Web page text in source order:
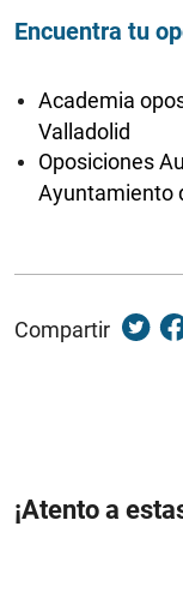
Encuentra tu
Academia
Valladolid
Oposiciones
Ayuntamiento
Compartir
¡Atento a